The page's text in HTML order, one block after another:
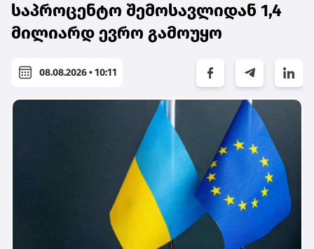
საპროცენტო შემოსავლიდან 1,4
მილიარდ ევრო გამოუყო
08.08.2026 • 10:11